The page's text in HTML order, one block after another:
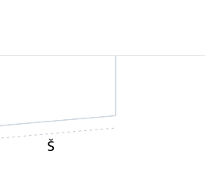
Š